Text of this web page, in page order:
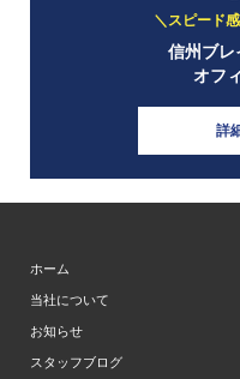
＼スピード
信州ブ
オフ
詳
ホーム
当社について
お知らせ
スタッフブログ